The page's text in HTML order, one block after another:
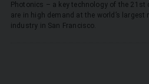
Photonics – a key technology of the
are in high demand at the world’s
industry in San Francisco.